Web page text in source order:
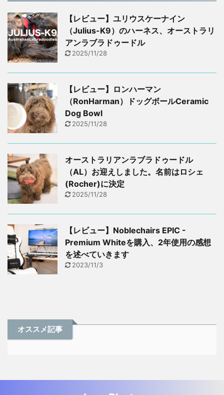
【レビュー】ユリウスケーナイン
（Julius-K9）のハーネス、オーストラリ
アンラブラドゥードル
2025/11/28
【レビュー】ロンハーマン
（RonHarman）ドッグボールCeramic
Dog Bowl
2025/11/28
オーストラリアンラブラドゥードル
（AL）お迎えしました。名前はロシェ
(Rocher)に決定
2025/11/28
【レビュー】Noblechairs EPIC -
Premium Whiteを購入、2年使用の感想
を述べていきます
2023/11/3
オススメ記事